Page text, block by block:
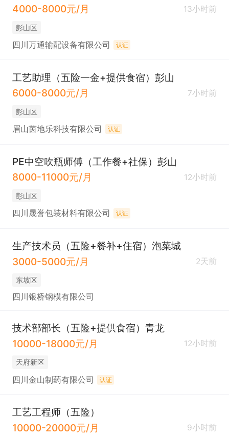
4000-8000元/月
13小时前
彭山区
四川万通输配设备有限公司 认证
工艺助理（五险一金+提供食宿）彭山
6000-8000元/月
7小时前
彭山区
眉山茵地乐科技有限公司 认证
PE中空吹瓶师傅（工作餐+社保）彭山
8000-11000元/月
12小时前
彭山区
四川晟誉包装材料有限公司 认证
生产技术员（五险+餐补+住宿）泡菜城
3000-5000元/月
2天前
东坡区
四川银桥钢模有限公司
技术部部长（五险+提供食宿）青龙
10000-18000元/月
12小时前
天府新区
四川金山制药有限公司 认证
工艺工程师（五险）
10000-20000元/月
9小时前